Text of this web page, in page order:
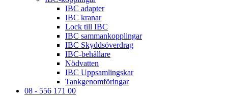
IBC adapter
IBC kranar
Lock till IBC
IBC sammankopplingar
IBC Skyddsöverdrag
IBC-behållare
Nödvatten
IBC Uppsamlingskar
Tankgenomföringar
08 - 556 171 00